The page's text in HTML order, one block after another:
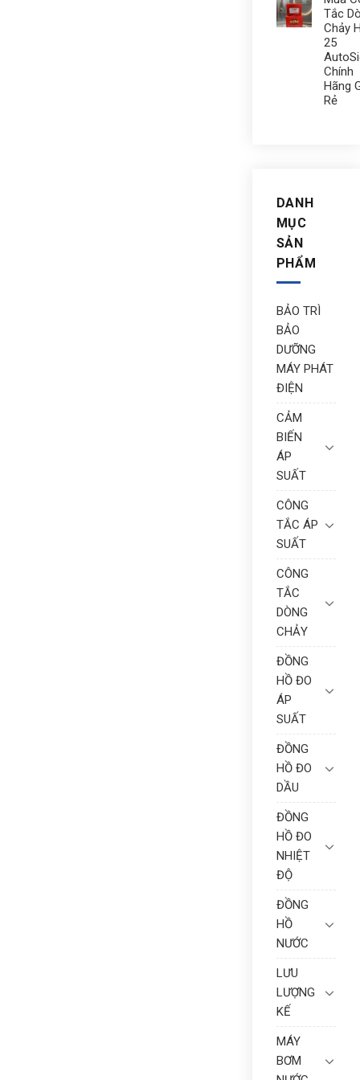
Tắc
Chảy
25
Chính
Hãng
Rẻ
DANH
MỤC
SẢN
PHẨM
BẢO TRÌ
BẢO
DƯỠNG
MÁY PHÁT
ĐIỆN
CẢM
BIẾN
ÁP
SUẤT
CÔNG
TẮC ÁP
SUẤT
CÔNG
TẮC
DÒNG
CHẢY
ĐỒNG
HỒ ĐO
ÁP
SUẤT
ĐỒNG
HỒ ĐO
DẦU
ĐỒNG
HỒ ĐO
NHIỆT
ĐỘ
ĐỒNG
HỒ
NƯỚC
LƯU
LƯỢNG
KẾ
MÁY
BƠM